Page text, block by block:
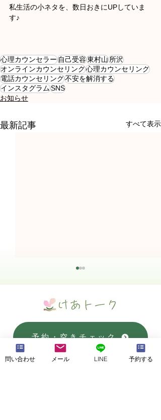
私生活の小ネタを、数日おきにUPしていま
す♪
心理カウンセラー自己受容東村山所沢
オンラインカウンセリング心理カウンセリング
電話カウンセリング不安を解消する
インスタグラムSNS
お知らせ
最新記事 すべて表示
News★新店舗情報⑥（お
得な割引）
予約・空きチェック
問い合わせ メール LINE 予約する